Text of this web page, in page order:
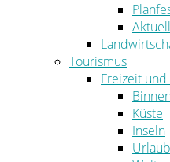
Tourismus
Freizeit
Küste
Inseln